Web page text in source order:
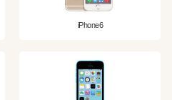
iPhone6